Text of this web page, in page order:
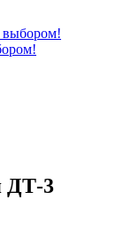
ДТ-3